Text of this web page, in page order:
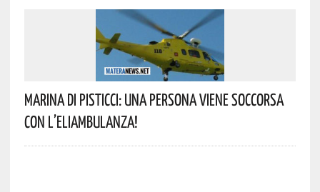
Marina Di Pisticci: Una Persona Viene Soccorsa
Con L’eliambulanza!